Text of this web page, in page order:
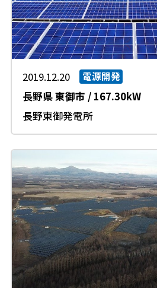
2019.12.20 電源開発
長野県東御市 / 167.30kW
長野東御発電所